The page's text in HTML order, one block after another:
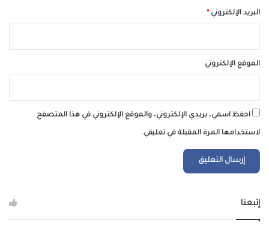
البريد الإلكتروني*
الموقع الإلكتروني
احفظ اسمي، بريدي الإلكتروني، والموقع الإلكتروني في هذا المتصفح
لاستخدامها المرة المقبلة في تعليقي.
إتبعنا